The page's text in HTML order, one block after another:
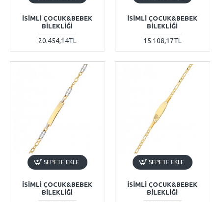
İSIMLI ÇOCUK&BEBEK
BILEKLIĞI
20.454,14TL
İSIMLI ÇOCUK&BEBEK
BILEKLIĞI
15.108,17TL
İSIMLI ÇOCUK&BEBEK
BILEKLIĞI
SEPETE EKLE
İSIMLI ÇOCUK&BEBEK
BILEKLIĞI
SEPETE EKLE